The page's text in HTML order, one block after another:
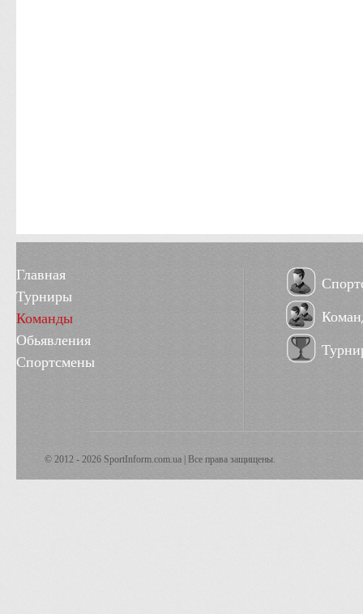
Главная
Турниры
Команды
Обьявления
Спортсмены
© 2012 - 2026 SportInform.com.ua | Все права защищены.